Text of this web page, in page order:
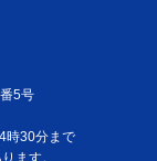
5号
時30分まで
ます。